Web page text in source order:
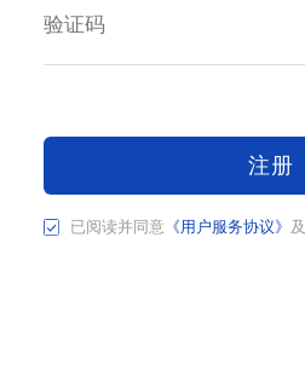
注册
已阅读并同意 《用户服务协议》 及